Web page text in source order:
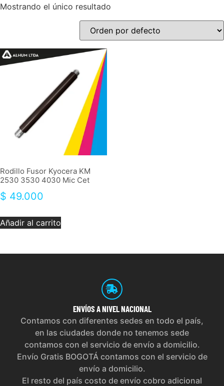
Mostrando el único resultado
Rodillo Fusor Kyocera KM
2530 3530 4030 Mic Cet
$ 49.000
Añadir al carrito
ENVÍOS A NIVEL NACIONAL
Contamos con diferentes sedes en todo el país,
en las ciudades donde no tenemos sede
contamos con el servicio de envío a domicilio.
Envío Gratis BOGOTÁ contamos con el servicio de
envío a domicilio.
El resto del país costo de envío cobro adicional